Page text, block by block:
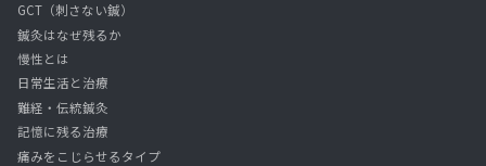
GCT（刺さない鍼）
鍼灸はなぜ残るか
慢性とは
日常生活と治療
難経・伝統鍼灸
記憶に残る治療
痛みをこじらせるタイプ